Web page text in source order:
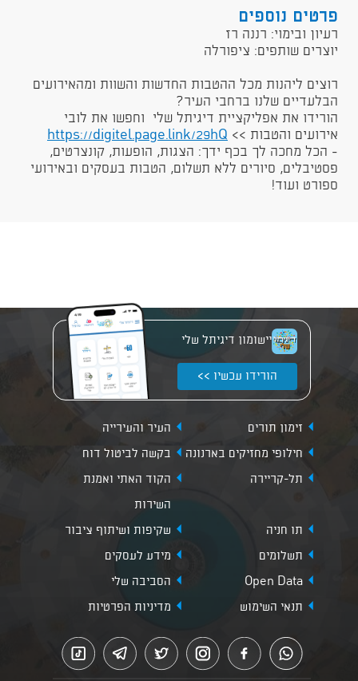
פרטים נוספים
רעיון ובימוי: רננה רז
יוצרים שותפים: ציפורלה
רוצים ליהנות מכל ההטבות החדשות והשוות ומהאירועים
הבלעדיים שלנו ברחבי העיר?
הורידו את אפליקציית דיגיתל שלי וחפשו את לובי
אירועים והטבות >> https://digitel.page.link/29hQ​
- הכל מחכה לך בכף ידך: הצגות, הופעות, קונצרטים,
פסטיבלים, סיורים ללא תשלום, הטבות בעסקים ובאירועי
ספורט ועוד!​
יישומון דיגיתל שלי
הורידו עכשיו >>
זימון תורים
העיר והעירייה
חילופי מחזיקים בארנונה
בקשה לביטול דוח
תל-קריירה
הקוד האתי ואמנת
השירות
תו חניה
שקיפות ושיתוף ציבור
תשלומים
מידע לעסקים
Open Data
הסביבה שלי
תנאי השימוש
מדיניות הפרטיות